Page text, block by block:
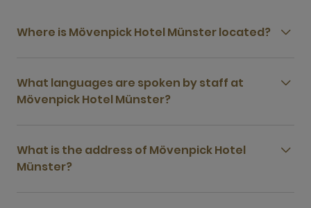
Where is Mövenpick Hotel Münster located?
What languages are spoken by staff at
Mövenpick Hotel Münster?
What is the address of Mövenpick Hotel
Münster?